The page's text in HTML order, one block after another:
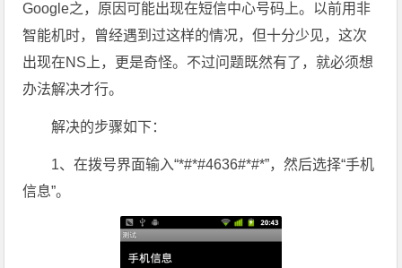
Google之，原因可能出现在短信中心号码上。以前用非
智能机时，曾经遇到过这样的情况，但十分少见，这次
出现在NS上，更是奇怪。不过问题既然有了，就必须想
办法解决才行。
解决的步骤如下：
1、在拨号界面输入“*#*#4636#*#*”，然后选择“手机
信息”。